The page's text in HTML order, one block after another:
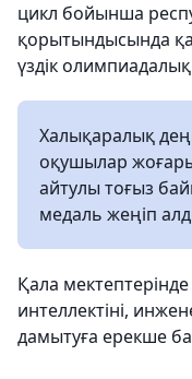
цикл бойынша
қорытындысында
үздік
Халықаралық
оқушылар
айтулы тоғыз
медаль жеңіп
Қала
интеллектіні,
дамытуға ерекше